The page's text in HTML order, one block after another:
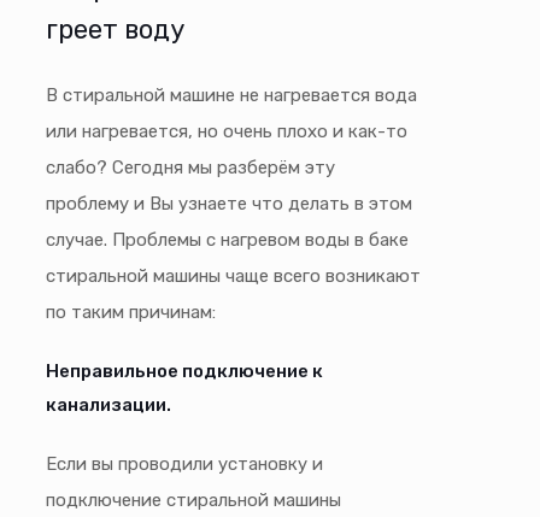
греет воду
В стиральной машине не нагревается вода
или нагревается, но очень плохо и как-то
слабо? Сегодня мы разберём эту
проблему и Вы узнаете что делать в этом
случае. Проблемы с нагревом воды в баке
стиральной машины чаще всего возникают
по таким причинам:
Неправильное подключение к
канализации.
Если вы проводили установку и
подключение стиральной машины